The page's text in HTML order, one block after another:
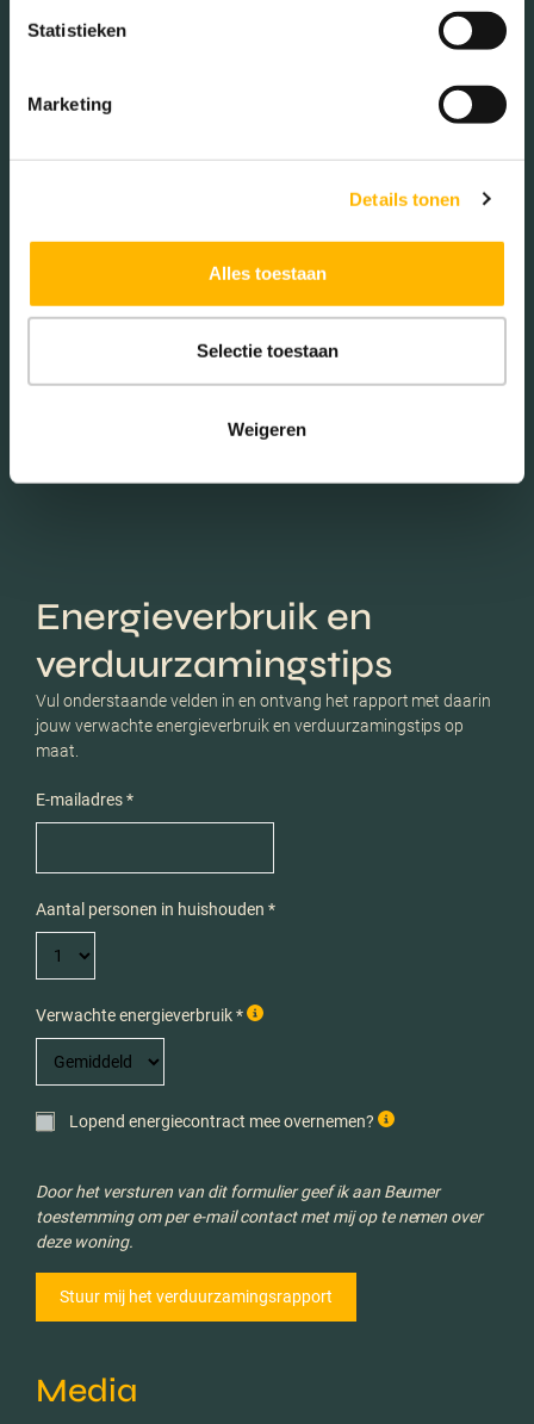
Statistieken
Marketing
Details tonen
Alles toestaan
Selectie toestaan
Weigeren
2575
Energieverbruik en
verduurzamingstips
Vul onderstaande velden in en ontvang het rapport met daarin
jouw verwachte energieverbruik en verduurzamingstips op
maat.
E-mailadres *
Aantal personen in huishouden *
Verwachte energieverbruik *
Lopend energiecontract mee overnemen?
Door het versturen van dit formulier geef ik aan Beumer
toestemming om per e-mail contact met mij op te nemen over
deze woning.
Media